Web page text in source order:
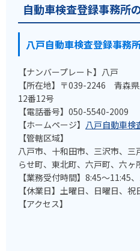
自動車検査登録事務所
八戸自動車検査登録事務
【ナンバープレート】八戸
【所在地】〒039-2246 青森
12番12号
【電話番号】050-5540-2009
【ホームページ】 八戸自動車検
【管轄区域】
八戸市、十和田市、三沢市、
らせ町、東北町、六戸町、六ヶ
【業務受付時間】8:45～11:45
【休業日】土曜日、日曜日、
【アクセス】